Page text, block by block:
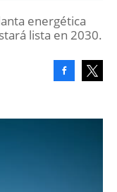
energética
lista en 2030.